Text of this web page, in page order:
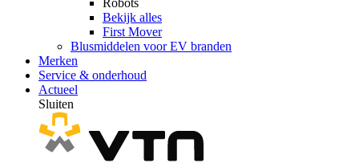
Robots
Bekijk alles
First Mover
Blusmiddelen voor EV branden
Merken
Service & onderhoud
Actueel
Sluiten